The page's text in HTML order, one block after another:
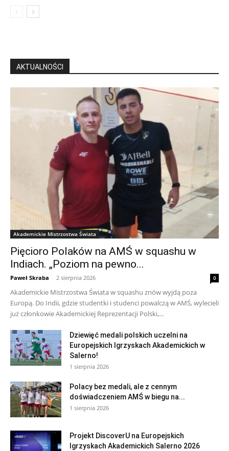
AKTUALNOŚCI
Akademickie Mistrzostwa Świata
Pięcioro Polaków na AMŚ w squashu w
Indiach. „Poziom na pewno...
Paweł Skraba - 2 sierpnia 2026 0
Akademickie Mistrzostwa Świata w squashu znów wyjdą poza
Europą. Do Indii, gdzie studentki i studenci powalczą w AMŚ, wylecieli
już członkowie Akademickiej Reprezentacji Polski,...
Dziewięć medali polskich uczelni na
Europejskich Igrzyskach Akademickich w
Salerno!
1 sierpnia 2026
Polacy bez medali, ale z cennym
doświadczeniem AMŚ w biegu na...
1 sierpnia 2026
Projekt DiscoverU na Europejskich
Igrzyskach Akademickich Salerno 2026